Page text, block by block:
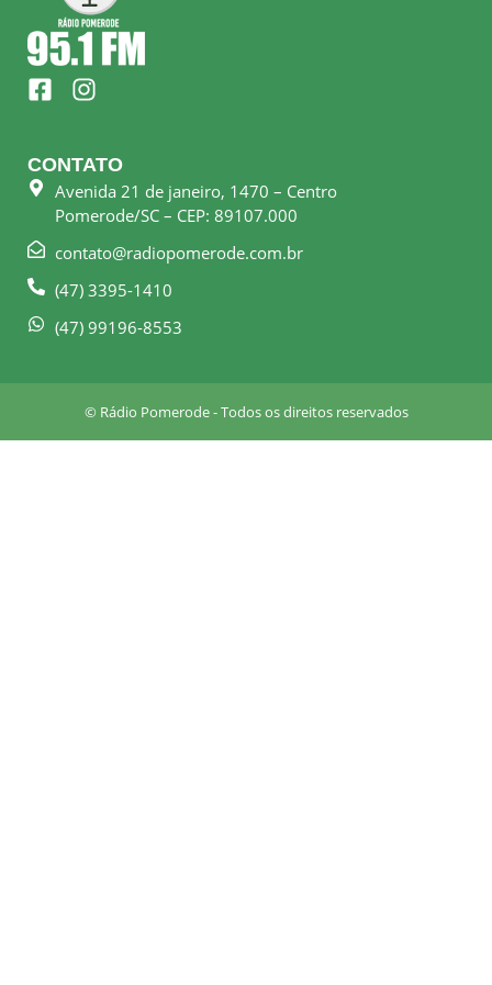
F
a
e
b
o
k
s
q
a
I
n
t
a
g
r
a
m
CONTATO
Avenida 21 de janeiro, 1470 – Centro
Pomerode/SC – CEP: 89107.000
contato@radiopomerode.com.br
(47) 3395-1410
(47) 99196-8553
© Rádio Pomerode - Todos os direitos reservados